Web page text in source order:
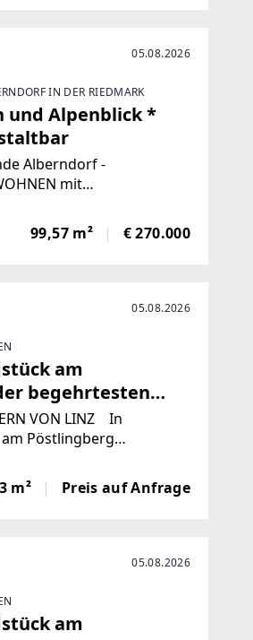
05.08.2026
IN DER RIEDMARK
und Alpenblick *
Alberndorf -
mit
mit Blick in die
jegliche
99,57 m² € 270.000
05.08.2026
am
begehrtesten
VON LINZ In
Pöstlingberg
für
m² Preis auf Anfrage
05.08.2026
am